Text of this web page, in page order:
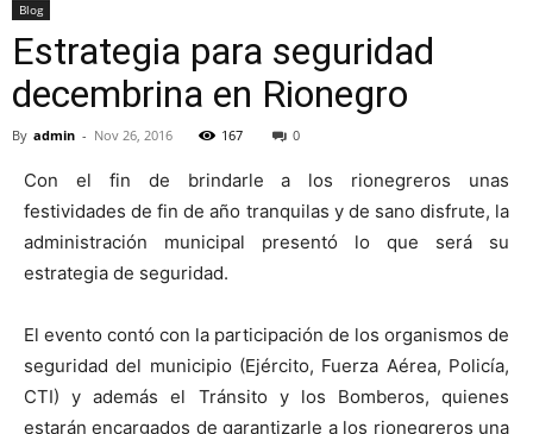
Blog
Estrategia para seguridad
decembrina en Rionegro
By admin - Nov 26, 2016 167 0
Con el fin de brindarle a los rionegreros unas
festividades de fin de año tranquilas y de sano disfrute, la
administración municipal presentó lo que será su
estrategia de seguridad.
El evento contó con la participación de los organismos de
seguridad del municipio (Ejército, Fuerza Aérea, Policía,
CTI) y además el Tránsito y los Bomberos, quienes
estarán encargados de garantizarle a los rionegreros una